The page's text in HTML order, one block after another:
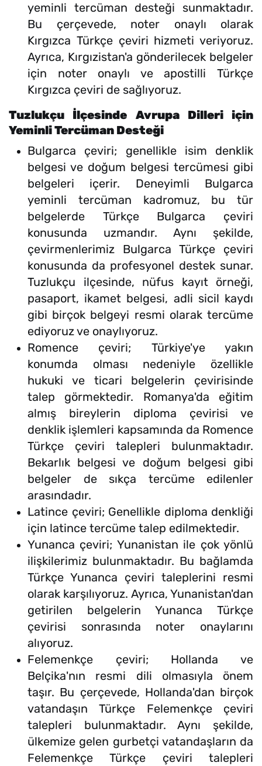
yeminli tercüman desteği sunmaktadır.
Bu çerçevede, noter onaylı olarak
Kırgızca Türkçe çeviri hizmeti veriyoruz.
Ayrıca, Kırgızistan'a gönderilecek belgeler
için noter onaylı ve apostilli Türkçe
Kırgızca çeviri de sağlıyoruz.
Tuzlukçu İlçesinde Avrupa Dilleri için
Yeminli Tercüman Desteği
Bulgarca çeviri; genellikle isim denklik
belgesi ve doğum belgesi tercümesi gibi
belgeleri içerir. Deneyimli Bulgarca
yeminli tercüman kadromuz, bu tür
belgelerde Türkçe Bulgarca çeviri
konusunda uzmandır. Aynı şekilde,
çevirmenlerimiz Bulgarca Türkçe çeviri
konusunda da profesyonel destek sunar.
Tuzlukçu ilçesinde, nüfus kayıt örneği,
pasaport, ikamet belgesi, adli sicil kaydı
gibi birçok belgeyi resmi olarak tercüme
ediyoruz ve onaylıyoruz.
Romence çeviri; Türkiye'ye yakın
konumda olması nedeniyle özellikle
hukuki ve ticari belgelerin çevirisinde
talep görmektedir. Romanya'da eğitim
almış bireylerin diploma çevirisi ve
denklik işlemleri kapsamında da Romence
Türkçe çeviri talepleri bulunmaktadır.
Bekarlık belgesi ve doğum belgesi gibi
belgeler de sıkça tercüme edilenler
arasındadır.
Latince çeviri; Genellikle diploma denkliği
için latince tercüme talep edilmektedir.
Yunanca çeviri; Yunanistan ile çok yönlü
ilişkilerimiz bulunmaktadır. Bu bağlamda
Türkçe Yunanca çeviri taleplerini resmi
olarak karşılıyoruz. Ayrıca, Yunanistan'dan
getirilen belgelerin Yunanca Türkçe
çevirisi sonrasında noter onaylarını
alıyoruz.
Felemenkçe çeviri; Hollanda ve
Belçika'nın resmi dili olmasıyla önem
taşır. Bu çerçevede, Hollanda'dan birçok
vatandaşın Türkçe Felemenkçe çeviri
talepleri bulunmaktadır. Aynı şekilde,
ülkemize gelen gurbetçi vatandaşların da
Felemenkçe Türkçe çeviri talepleri